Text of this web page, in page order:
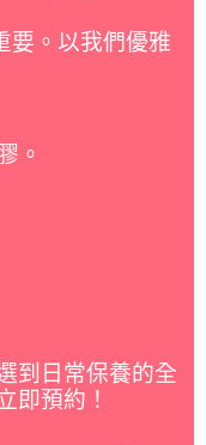
要。以我們優雅
。
到日常保養的全
即預約！